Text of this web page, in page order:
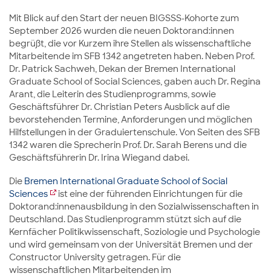
Mit Blick auf den Start der neuen BIGSSS-Kohorte zum
September 2026 wurden die neuen Doktorand:innen
begrüßt, die vor Kurzem ihre Stellen als wissenschaftliche
Mitarbeitende im SFB 1342 angetreten haben. Neben Prof.
Dr. Patrick Sachweh, Dekan der Bremen International
Graduate School of Social Sciences, gaben auch Dr. Regina
Arant, die Leiterin des Studienprogramms, sowie
Geschäftsführer Dr. Christian Peters Ausblick auf die
bevorstehenden Termine, Anforderungen und möglichen
Hilfstellungen in der Graduiertenschule. Von Seiten des SFB
1342 waren die Sprecherin Prof. Dr. Sarah Berens und die
Geschäftsführerin Dr. Irina Wiegand dabei.
Die Bremen International Graduate School of Social
Sciences
ist eine der führenden Einrichtungen für die
Doktorand:innenausbildung in den Sozialwissenschaften in
Deutschland. Das Studienprogramm stützt sich auf die
Kernfächer Politikwissenschaft, Soziologie und Psychologie
und wird gemeinsam von der Universität Bremen und der
Constructor University getragen. Für die
wissenschaftlichen Mitarbeitenden im